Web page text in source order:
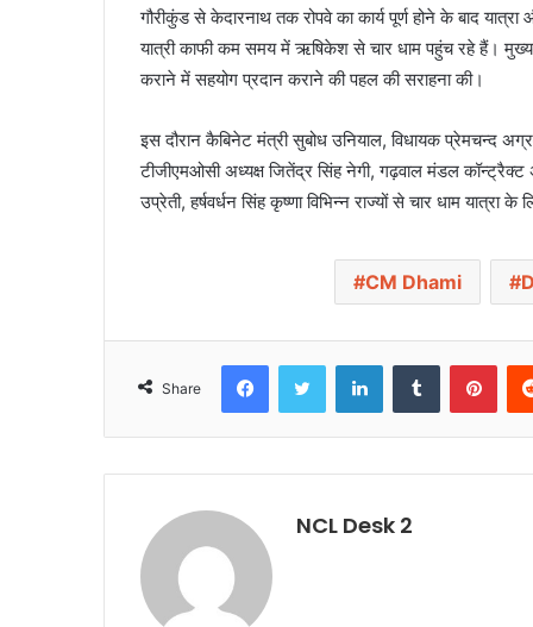
गौरीकुंड से केदारनाथ तक रोपवे का कार्य पूर्ण होने के बाद
यात्री काफी कम समय में ऋषिकेश से चार धाम पहुंच रहे हैं।
कराने में सहयोग प्रदान कराने की पहल की सराहना की।
इस दौरान कैबिनेट मंत्री सुबोध उनियाल, विधायक प्रेमचन्द
टीजीएमओसी अध्यक्ष जितेंद्र सिंह नेगी, गढ़वाल मंडल
उप्रेती, हर्षवर्धन सिंह कृष्णा विभिन्न राज्यों से चार धाम
CM Dhami
Share
NCL Desk 2